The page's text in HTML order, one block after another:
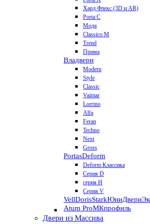
Хард Флекс (3D и AR)
Porta C
Мода
Classico M
Trend
Прима
Владвери
Modern
Style
Classic
Vaimar
Lorrino
Alfa
Feran
Techno
Next
Gross
PortasDeform
Deform Классика
Серия D
серия H
Серия V
VellDorisStarkЮниДвери
Atum ProМКпрофиль
Двери из Массива